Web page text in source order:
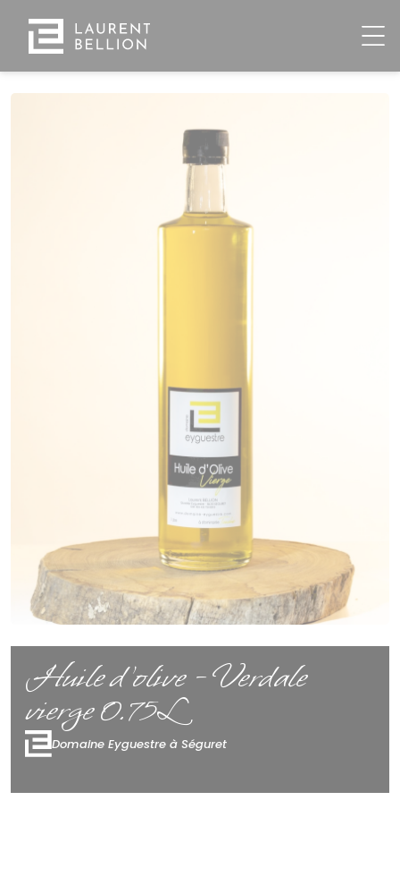
Huile d’olive - Verdale
vierge 0.75L
Domaine Eyguestre à Séguret